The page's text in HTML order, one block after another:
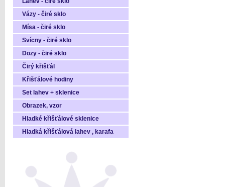
Vázy - čiré sklo
Mísa - čiré sklo
Svícny - čiré sklo
Dozy - čiré sklo
Čirý křišťál
Křišťálové hodiny
Set lahev + sklenice
Obrazek, vzor
Hladké křišťálové sklenice
Hladká křišťálová lahev , karafa